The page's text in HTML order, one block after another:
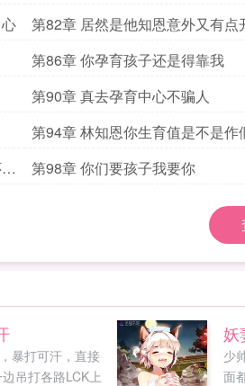
第82章 居然是他知恩意外又有点
第86章 你孕育孩子还是得靠我
第90章 真去孕育中心不骗人
第94章 林知恩你生育值是不是作
第98章 你们要孩子我要你
暴打可汗，直接
吊打各路LCK上
妖
少
面